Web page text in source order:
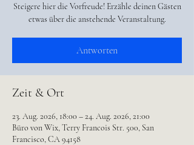
Steigere hier die Vorfreude! Erzähle deinen Gästen
etwas über die anstehende Veranstaltung.
Antworten
Zeit & Ort
23. Aug. 2026, 18:00 – 24. Aug. 2026, 21:00
Büro von Wix, Terry Francois Str. 500, San
Francisco, CA 94158